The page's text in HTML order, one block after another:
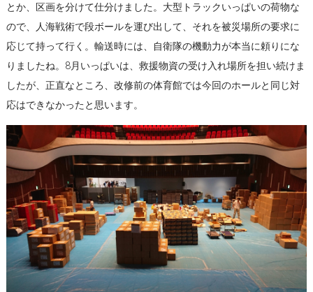
とか、区画を分けて仕分けました。大型トラックいっぱいの荷物な
ので、人海戦術で段ボールを運び出して、それを被災場所の要求に
応じて持って行く。輸送時には、自衛隊の機動力が本当に頼りにな
りましたね。8月いっぱいは、救援物資の受け入れ場所を担い続けま
したが、正直なところ、改修前の体育館では今回のホールと同じ対
応はできなかったと思います。